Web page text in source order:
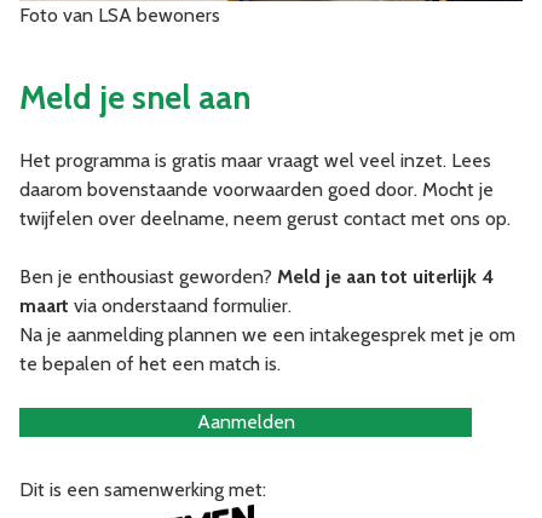
Foto van LSA bewoners
Meld je snel aan
Het programma is gratis maar vraagt wel veel inzet. Lees
daarom bovenstaande voorwaarden goed door. Mocht je
twijfelen over deelname, neem gerust contact met ons op.
Ben je enthousiast geworden? Meld je aan tot uiterlijk 4
maart via onderstaand formulier.
Na je aanmelding plannen we een intakegesprek met je om
te bepalen of het een match is.
Aanmelden
Dit is een samenwerking met: